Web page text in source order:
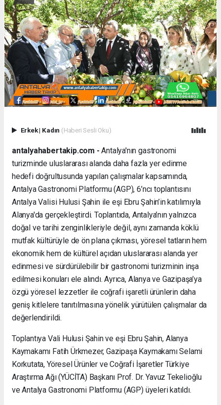
Erkek| Kadın (Haberi Sesli Oku)
antalyahabertakip.com - Antalya'nın gastronomi
turizminde uluslararası alanda daha fazla yer edinme
hedefi doğrultusunda yapılan çalışmalar kapsamında,
Antalya Gastronomi Platformu (AGP), 6’ncı toplantısını
Antalya Valisi Hulusi Şahin ile eşi Ebru Şahin’in katılımıyla
Alanya'da gerçekleştirdi. Toplantıda, Antalya’nın yalnızca
doğal ve tarihi zenginlikleriyle değil, aynı zamanda köklü
mutfak kültürüyle de ön plana çıkması, yöresel tatların hem
ekonomik hem de kültürel açıdan uluslararası alanda yer
edinmesi ve sürdürülebilir bir gastronomi turizminin inşa
edilmesi konuları ele alındı. Ayrıca, Alanya ve Gazipaşa’ya
özgü yöresel lezzetler ile coğrafi işaretli ürünlerin daha
geniş kitlelere tanıtılmasına yönelik yürütülen çalışmalar da
değerlendirildi.
Toplantıya Vali Hulusi Şahin ve eşi Ebru Şahin, Alanya
Kaymakamı Fatih Ürkmezer, Gazipaşa Kaymakamı Selami
Korkutata, Yöresel Ürünler ve Coğrafi İşaretler Türkiye
Araştırma Ağı (YÜCİTA) Başkanı Prof. Dr. Yavuz Tekelioğlu
ve Antalya Gastronomi Platformu (AGP) üyeleri katıldı.